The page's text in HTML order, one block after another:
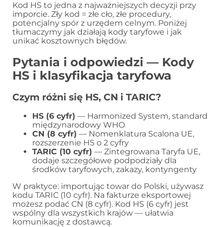
Kod HS to jedna z najważniejszych decyzji przy
imporcie. Zły kod = złe cło, złe procedury,
potencjalny spór z urzędem celnym. Poniżej
tłumaczymy jak działają kody taryfowe i jak
unikać kosztownych błędów.
Pytania i odpowiedzi — Kody
HS i klasyfikacja taryfowa
Czym różni się HS, CN i TARIC?
HS (6 cyfr) — Harmonized System, standard
międzynarodowy WHO
CN (8 cyfr) — Nomenklatura Scalona UE,
rozszerzenie HS o 2 cyfry
TARIC (10 cyfr) — Zintegrowana Taryfa UE,
dodaje szczegółowe podpodziały dla
środków taryfowych, zakazy, kontyngenty
W praktyce: importując towar do Polski, używasz
kodu TARIC (10 cyfr). Na fakturze eksportowej
możesz podać CN (8 cyfr). Kod HS (6 cyfr) jest
wspólny dla wszystkich krajów — ułatwia
komunikację z dostawcą.